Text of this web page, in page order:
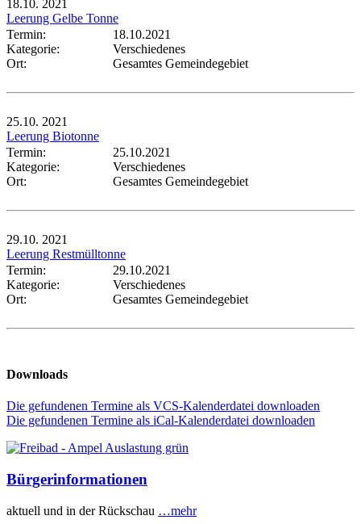
18.10. 2021
Leerung Gelbe Tonne
Termin:
18.10.2021
Kategorie:
Verschiedenes
Ort:
Gesamtes Gemeindegebiet
25.10. 2021
Leerung Biotonne
Termin:
25.10.2021
Kategorie:
Verschiedenes
Ort:
Gesamtes Gemeindegebiet
29.10. 2021
Leerung Restmülltonne
Termin:
29.10.2021
Kategorie:
Verschiedenes
Ort:
Gesamtes Gemeindegebiet
Downloads
Die gefundenen Termine als VCS-Kalenderdatei downloaden
Die gefundenen Termine als iCal-Kalenderdatei downloaden
Bürgerinformationen
aktuell und in der Rückschau …mehr